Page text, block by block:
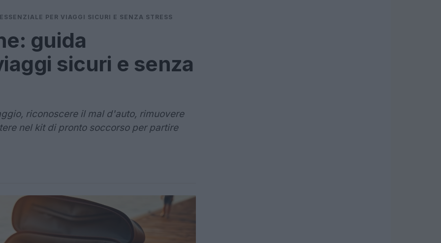
PER VIAGGI SICURI E SENZA STRESS
guida
sicuri e senza
riconoscere il mal d'auto, rimuovere
nel kit di pronto soccorso per partire